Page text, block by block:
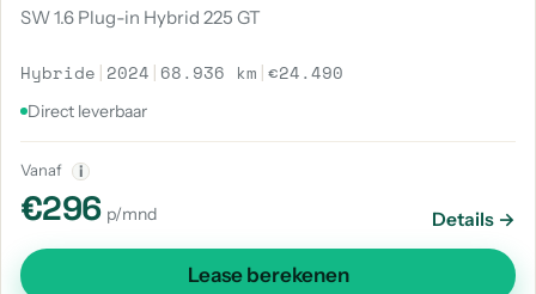
SW 1.6 Plug-in Hybrid 225 GT
Hybride | 2024 | 68.936 km |€24.490
Direct leverbaar
Vanaf i
€296 p/mnd Details →
Lease berekenen